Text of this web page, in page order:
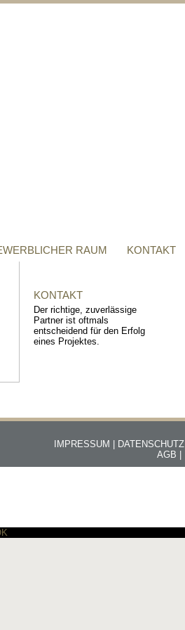
RAUM KONTAKT
KONTAKT
Der richtige, zuverlässige
Partner ist oftmals
entscheidend für den Erfolg
eines Projektes.
DATENSCHUTZ
IMPRESSUM |
AGB |